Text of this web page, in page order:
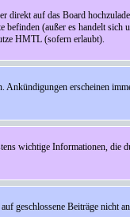
auf das Board
(außer es handelt
HMTL (sofern erlaubt).
erscheinen
wichtige Informationen,
geschlossene Beiträge